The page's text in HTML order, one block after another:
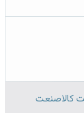
کالاصنعت